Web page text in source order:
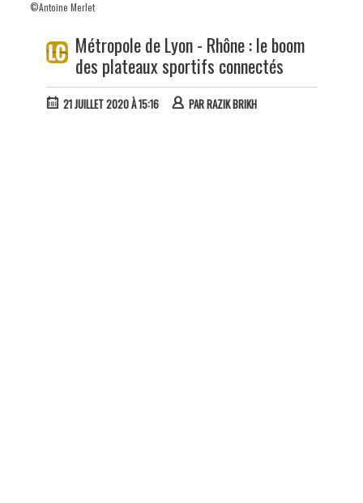
©Antoine Merlet
Métropole de Lyon - Rhône : le boom
des plateaux sportifs connectés
21 JUILLET 2020 À 15:16 PARRAZIK BRIKH